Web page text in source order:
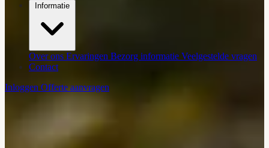
Informatie
Over ons Ervaringen Bezorg informatie Veelgestelde vragen
Contact
Inloggen Offerte aanvragen